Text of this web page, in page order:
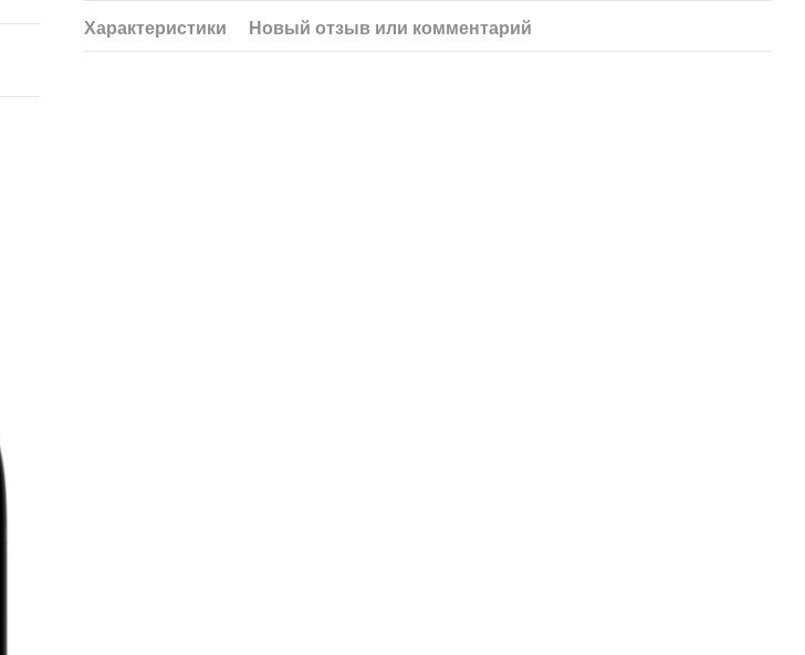
Характеристики Новый отзыв или комментарий